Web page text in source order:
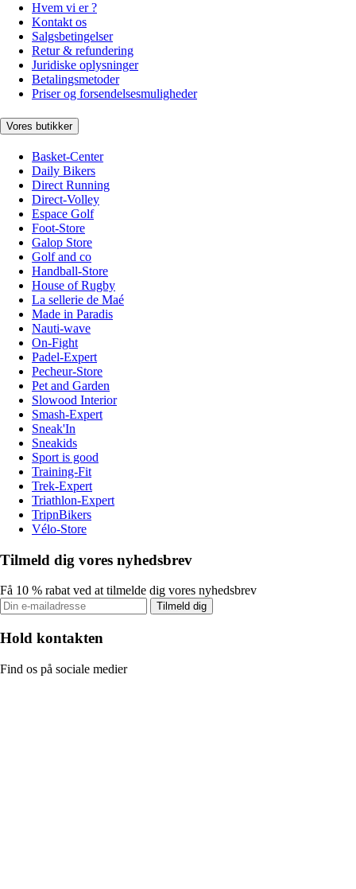
Hvem vi er ?
Kontakt os
Salgsbetingelser
Retur & refundering
Juridiske oplysninger
Betalingsmetoder
Priser og forsendelsesmuligheder
Vores butikker
Basket-Center
Daily Bikers
Direct Running
Direct-Volley
Espace Golf
Foot-Store
Galop Store
Golf and co
Handball-Store
House of Rugby
La sellerie de Maé
Made in Paradis
Nauti-wave
On-Fight
Padel-Expert
Pecheur-Store
Pet and Garden
Slowood Interior
Smash-Expert
Sneak'In
Sneakids
Sport is good
Training-Fit
Trek-Expert
Triathlon-Expert
TripnBikers
Vélo-Store
Tilmeld dig vores nyhedsbrev
Få 10 % rabat ved at tilmelde dig vores nyhedsbrev
Tilmeld dig
Hold kontakten
Find os på sociale medier